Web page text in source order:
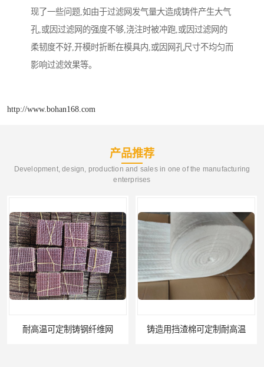
现了一些问题,如由于过滤网发气量大造成铸件产生大气
孔,或因过滤网的强度不够,浇注时被冲跑,或因过滤网的
柔韧度不好,开模时折断在模具内,或因网孔尺寸不均匀而
影响过滤效果等。
http://www.bohan168.com
产品推荐
Development, design, production and sales in one of the manufacturing
enterprises
铸造用挡渣棉可定制耐高温 西安铸造过滤网